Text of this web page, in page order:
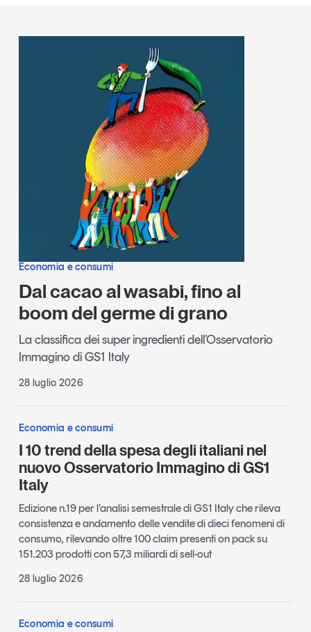
Economia e consumi
Dal cacao al wasabi, fino al
boom del germe di grano
La classifica dei super ingredienti dell’Osservatorio
Immagino di GS1 Italy
28 luglio 2026
Economia e consumi
I 10 trend della spesa degli italiani nel
nuovo Osservatorio Immagino di GS1
Italy
Edizione n.19 per l’analisi semestrale di GS1 Italy che rileva
consistenza e andamento delle vendite di dieci fenomeni di
consumo, rilevando oltre 100 claim presenti on pack su
151.203 prodotti con 57,3 miliardi di sell-out
28 luglio 2026
Economia e consumi